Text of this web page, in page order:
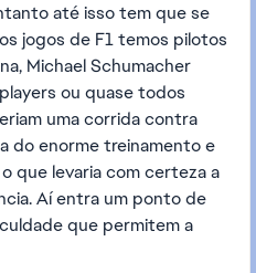
até isso tem que se
jogos de F1 temos pilotos
Michael Schumacher
ou quase todos
uma corrida contra
do enorme treinamento e
que levaria com certeza a
Aí entra um ponto de
que permitem a